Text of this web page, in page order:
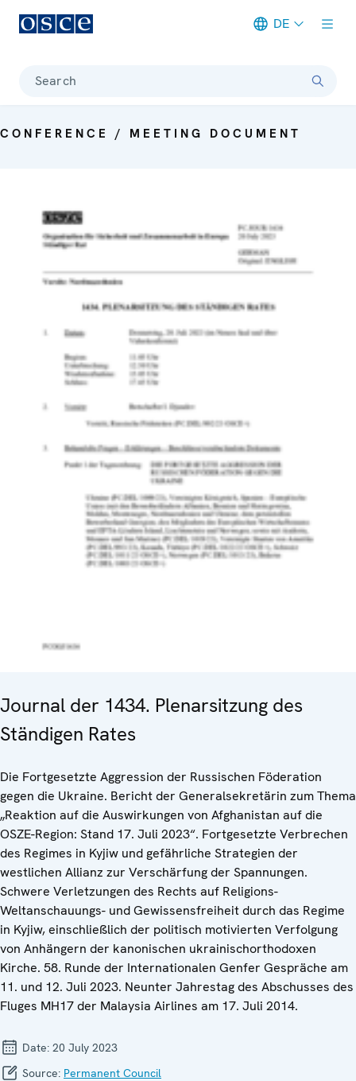
DE
Search
CONFERENCE / MEETING DOCUMENT
Journal der 1434. Plenarsitzung des
Ständigen Rates
Die Fortgesetzte Aggression der Russischen Föderation
gegen die Ukraine. Bericht der Generalsekretärin zum Thema
„Reaktion auf die Auswirkungen von Afghanistan auf die
OSZE-Region: Stand 17. Juli 2023“. Fortgesetzte Verbrechen
des Regimes in Kyjiw und gefährliche Strategien der
westlichen Allianz zur Verschärfung der Spannungen.
Schwere Verletzungen des Rechts auf Religions-
Weltanschauungs- und Gewissensfreiheit durch das Regime
in Kyjiw, einschließlich der politisch motivierten Verfolgung
von Anhängern der kanonischen ukrainischorthodoxen
Kirche. 58. Runde der Internationalen Genfer Gespräche am
11. und 12. Juli 2023. Neunter Jahrestag des Abschusses des
Fluges MH17 der Malaysia Airlines am 17. Juli 2014.
Date: 20 July 2023
Source: Permanent Council